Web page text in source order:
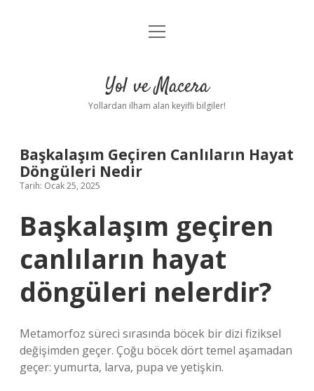
Anasayfa
Yasal Uyarı
menüyü
Yol ve Macera
Yollardan ilham alan keyifli bilgiler!
Başkalaşım Geçiren Canlıların Hayat
Döngüleri Nedir
Tarih: Ocak 25, 2025
Başkalaşım geçiren
canlıların hayat
döngüleri nelerdir?
Metamorfoz süreci sırasında böcek bir dizi fiziksel
değişimden geçer. Çoğu böcek dört temel aşamadan
geçer: yumurta, larva, pupa ve yetişkin.